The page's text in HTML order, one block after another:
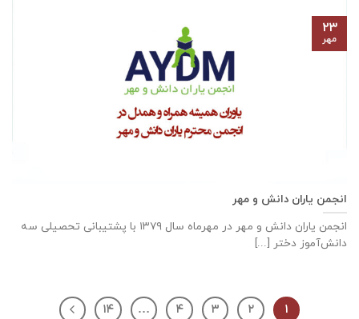
انجمن یاران دانش و مهر
انجمن یاران دانش و مهر در مهرماه سال ۱۳۷۹ با پشتیبانی تحصیلی سه
دانش‌آموز دختر [...]
۲۳
مهر
۱ ۲ ۳ ۴ … ۱۴